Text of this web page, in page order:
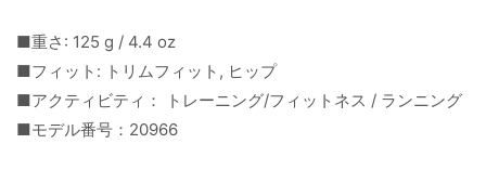
■重さ: 125 g / 4.4 oz
■フィット: トリムフィット, ヒップ
■アクティビティ： トレーニング/フィットネス / ランニング
■モデル番号：20966